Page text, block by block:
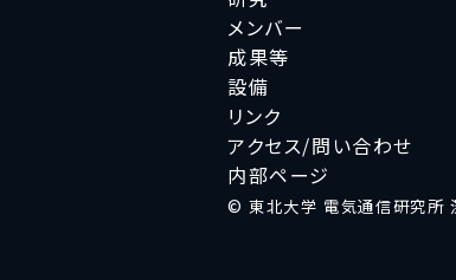
メンバー
成果等
設備
リンク
アクセス/問い合わせ
内部ページ
© 東北大学 電気通信研究所